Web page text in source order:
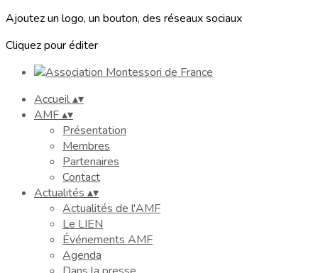
Ajoutez un logo, un bouton, des réseaux sociaux
Cliquez pour éditer
Accueil▴▾
AMF▴▾
Présentation
Membres
Partenaires
Contact
Actualités ▴▾
Actualités de l'AMF
Le LIEN
Événements AMF
Agenda